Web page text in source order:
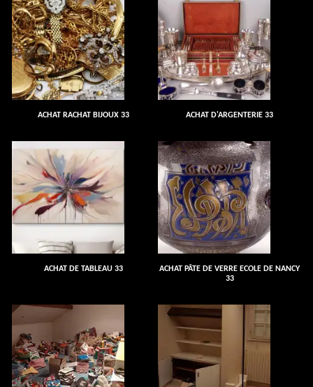
ACHAT RACHAT BIJOUX 33 ACHAT D'ARGENTERIE 33
ACHAT DE TABLEAU 33
ACHAT PÂTE DE VERRE ECOLE DE NANCY
33